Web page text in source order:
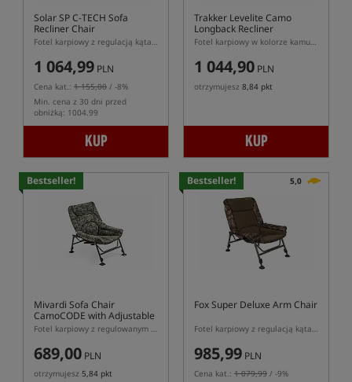
Solar SP C-TECH Sofa
Recliner Chair
Fotel karpiowy z regulacją kąta oparcia
1 064,99 PLN
Cena kat.: 1 155,00 / -8%
Min. cena z 30 dni przed
obniżką: 1004.99
KUP
Trakker Levelite Camo
Longback Recliner
Fotel karpiowy w kolorze kamuflażu
1 044,90 PLN
otrzymujesz 8,84 pkt
KUP
Bestseller!
Mivardi Sofa Chair
CamoCODE with Adjustable
Backrest
Fotel karpiowy z regulowanym kątem oparcia
689,00 PLN
otrzymujesz 5,84 pkt
Bestseller! 5,0
Fox Super Deluxe Arm Chair
Fotel karpiowy z regulacją kąta oparcia
985,99 PLN
Cena kat.: 1 079,99 / -9%